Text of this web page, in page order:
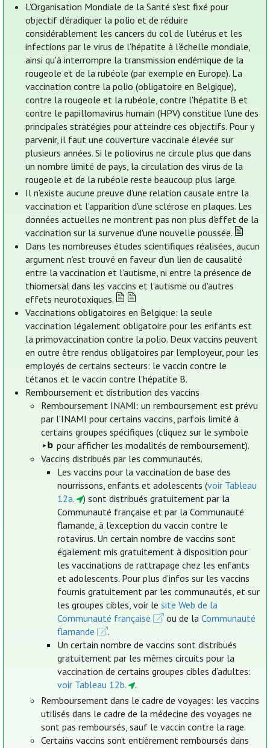
L'Organisation Mondiale de la Santé s'est fixé pour
objectif d’éradiquer la polio et de réduire
considérablement les cancers du col de l'utérus et les
infections par le virus de l'hépatite à l’échelle mondiale,
ainsi qu'à interrompre la transmission endémique de la
rougeole et de la rubéole (par exemple en Europe). La
vaccination contre la polio (obligatoire en Belgique),
contre la rougeole et la rubéole, contre l'hépatite B et
contre le papillomavirus humain (HPV) constitue l'une des
principales stratégies pour atteindre ces objectifs. Pour y
parvenir, il faut une couverture vaccinale élevée sur
plusieurs années. Si le poliovirus ne circule plus que dans
un nombre limité de pays, la circulation des virus de la
rougeole et de la rubéole reste beaucoup plus large.
Il n'existe aucune preuve d'une relation causale entre la
vaccination et l'apparition d'une sclérose en plaques. Les
données actuelles ne montrent pas non plus d'effet de la
vaccination sur la survenue d'une nouvelle poussée.
Dans les nombreuses études scientifiques réalisées, aucun
argument n’est trouvé en faveur d’un lien de causalité
entre la vaccination et l’autisme, ni entre la présence de
thiomersal dans les vaccins et l'autisme ou d'autres
effets neurotoxiques.
Vaccinations obligatoires en Belgique: la seule
vaccination légalement obligatoire pour les enfants est
la primovaccination contre la polio. Deux vaccins peuvent
en outre être rendus obligatoires par l'employeur, pour les
employés de certains secteurs: le vaccin contre le
tétanos et le vaccin contre l'hépatite B.
Remboursement et distribution des vaccins
Remboursement INAMI: un remboursement est prévu
par l'INAMI pour certains vaccins, parfois limité à
certains groupes spécifiques (cliquez sur le symbole
pour afficher les modalités de remboursement).
Vaccins distribués par les communautés.
Les vaccins pour la vaccination de base des
nourrissons, enfants et adolescents (voir Tableau
12a.
) sont distribués gratuitement par la
Communauté française et par la Communauté
flamande, à l'exception du vaccin contre le
rotavirus. Un certain nombre de vaccins sont
également mis gratuitement à disposition pour
les vaccinations de rattrapage chez les enfants
et adolescents. Pour plus d’infos sur les vaccins
fournis gratuitement par les communautés, et sur
les groupes cibles, voir le site Web de la
Communauté française
ou de la Communauté
flamande
.
Un certain nombre de vaccins sont distribués
gratuitement par les mêmes circuits pour la
vaccination de certains groupes cibles d’adultes:
voir Tableau 12b.
.
Remboursement dans le cadre de voyages: les vaccins
utilisés dans le cadre de la médecine des voyages ne
sont pas remboursés, sauf le vaccin contre la rage.
Certains vaccins sont entièrement remboursés dans